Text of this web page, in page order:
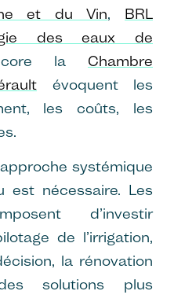
et du Vin, BRL
des eaux de
la Chambre
évoquent les
les coûts, les
systémique
est nécessaire. Les
d’investir
de l’irrigation,
la rénovation
solutions plus